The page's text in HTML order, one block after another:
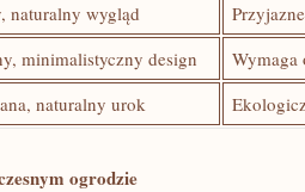
naturalny wygląd
minimalistyczny design
naturalny urok
ogrodzie